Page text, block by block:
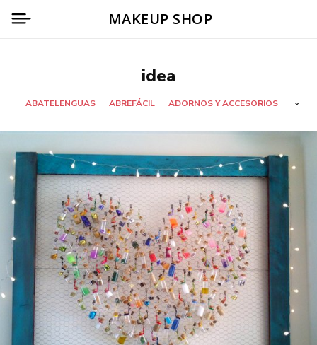
MAKEUP SHOP
idea
ABATELENGUAS ABREFÁCIL ADORNOS Y ACCESORIOS